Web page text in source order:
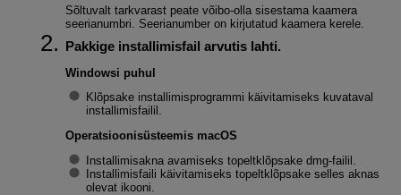
Sõltuvalt tarkvarast peate võibo-olla sisestama kaamera
seerianumbri. Seerianumber on kirjutatud kaamera kerele.
Pakkige installimisfail arvutis lahti.
Windowsi puhul
Klõpsake installimisprogrammi käivitamiseks kuvataval
installimisfailil.
Operatsioonisüsteemis macOS
Installimisakna avamiseks topeltklõpsake dmg-failil.
Installimisfaili käivitamiseks topeltklõpsake selles aknas
olevat ikooni.